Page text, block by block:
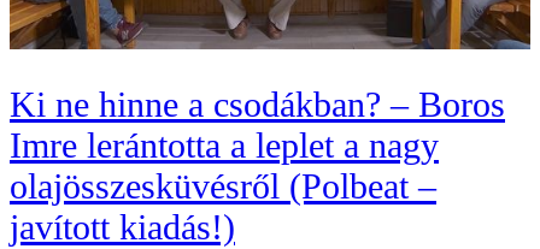
Ki ne hinne a csodákban? – Boros
Imre lerántotta a leplet a nagy
olajösszesküvésről (Polbeat –
javított kiadás!)